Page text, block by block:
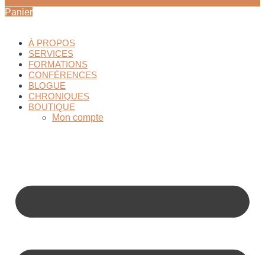
Panier
À PROPOS
SERVICES
FORMATIONS
CONFÉRENCES
BLOGUE
CHRONIQUES
BOUTIQUE
Mon compte